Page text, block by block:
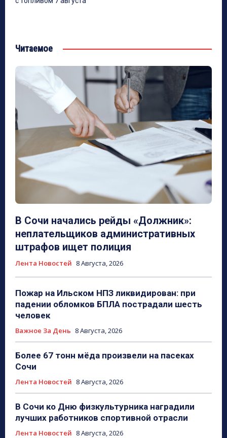
Читаемое
В Сочи начались рейды «Должник»:
неплательщиков административных
штрафов ищет полиция
Лента Новостей 8 Августа, 2026
Пожар на Ильском НПЗ ликвидирован: при
падении обломков БПЛА пострадали шесть
человек
Важное За День 8 Августа, 2026
Более 67 тонн мёда произвели на пасеках
Сочи
Лента Новостей 8 Августа, 2026
В Сочи ко Дню физкультурника наградили
лучших работников спортивной отрасли
Лента Новостей 8 Августа, 2026